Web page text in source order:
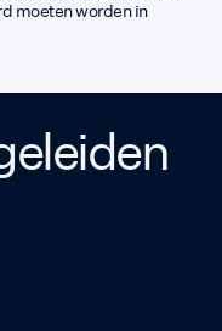
moeten worden in